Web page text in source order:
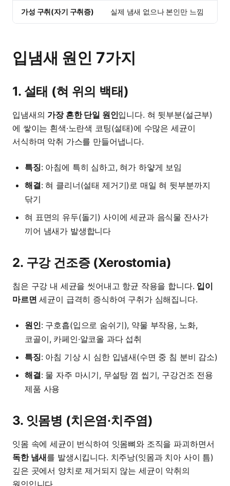
가성 구취(자기 구취증) 실제 냄새 없으나 본인만 느낌
입냄새 원인 7가지
1. 설태 (혀 위의 백태)
입냄새의 가장 흔한 단일 원인입니다. 혀 뒷부분(설근부)
에 쌓이는 흰색·노란색 코팅(설태)에 수많은 세균이
서식하며 악취 가스를 만들어냅니다.
특징: 아침에 특히 심하고, 혀가 하얗게 보임
해결: 혀 클리너(설태 제거기)로 매일 혀 뒷부분까지
닦기
혀 표면의 유두(돌기) 사이에 세균과 음식물 잔사가
끼어 냄새가 발생합니다
2. 구강 건조증 (Xerostomia)
침은 구강 내 세균을 씻어내고 항균 작용을 합니다. 입이
마르면 세균이 급격히 증식하여 구취가 심해집니다.
원인: 구호흡(입으로 숨쉬기), 약물 부작용, 노화,
코골이, 카페인·알코올 과다 섭취
특징: 아침 기상 시 심한 입냄새(수면 중 침 분비 감소)
해결: 물 자주 마시기, 무설탕 껌 씹기, 구강건조 전용
제품 사용
3. 잇몸병 (치은염·치주염)
잇몸 속에 세균이 번식하여 잇몸뼈와 조직을 파괴하면서
독한 냄새를 발생시킵니다. 치주낭(잇몸과 치아 사이 틈)
깊은 곳에서 양치로 제거되지 않는 세균이 악취의
원인입니다.